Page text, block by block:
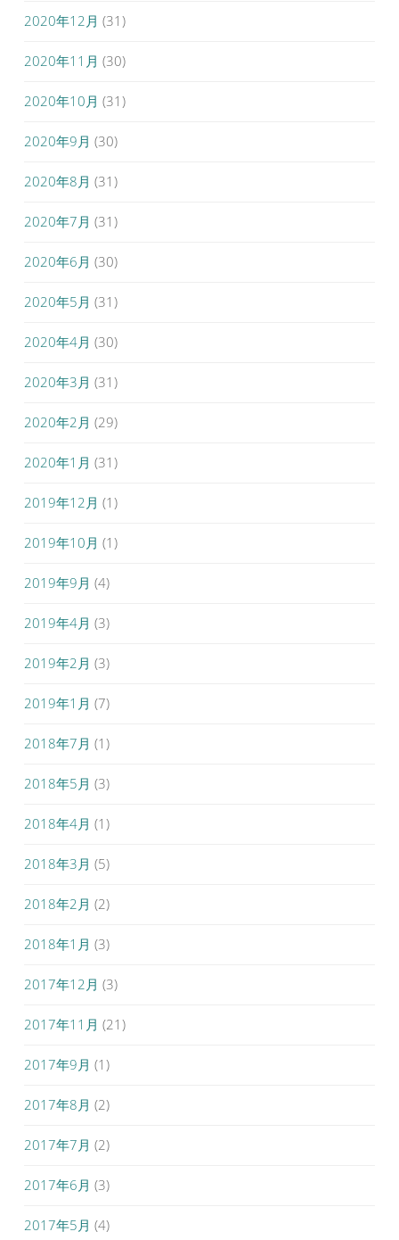
2020年12月 (31)
2020年11月 (30)
2020年10月 (31)
2020年9月 (30)
2020年8月 (31)
2020年7月 (31)
2020年6月 (30)
2020年5月 (31)
2020年4月 (30)
2020年3月 (31)
2020年2月 (29)
2020年1月 (31)
2019年12月 (1)
2019年10月 (1)
2019年9月 (4)
2019年4月 (3)
2019年2月 (3)
2019年1月 (7)
2018年7月 (1)
2018年5月 (3)
2018年4月 (1)
2018年3月 (5)
2018年2月 (2)
2018年1月 (3)
2017年12月 (3)
2017年11月 (21)
2017年9月 (1)
2017年8月 (2)
2017年7月 (2)
2017年6月 (3)
2017年5月 (4)